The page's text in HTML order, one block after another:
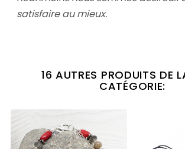
satisfaire au mieux.
16 AUTRES PRODUITS DE
CATÉGORIE: